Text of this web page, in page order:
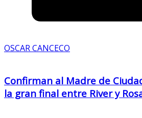
OSCAR CANCECO
Confirman al Madre de
la gran final entre River y